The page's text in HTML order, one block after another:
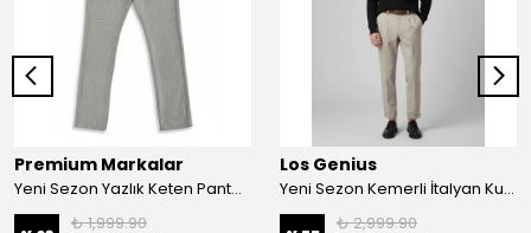
Premium Markalar
Yeni Sezon Yazlık Keten Pantalon
₺ 1,999.90
Los Genius
Yeni Sezon Kemerli İtalyan Kumaş Kalın Kışlık Casual Pantalon
₺ 2,999.90